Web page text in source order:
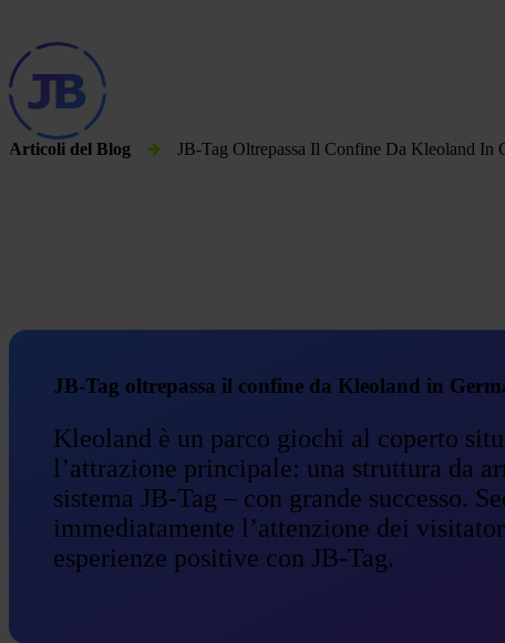
Articoli del Blog JB-Tag Oltrepassa Il Confine Da Kleoland In
JB-Tag oltrepassa il confine da Kleoland in
Kleoland è un parco giochi al coperto
l’attrazione principale: una struttura da
sistema JB-Tag – con grande successo.
immediatamente l’attenzione dei
esperienze positive con JB-Tag.